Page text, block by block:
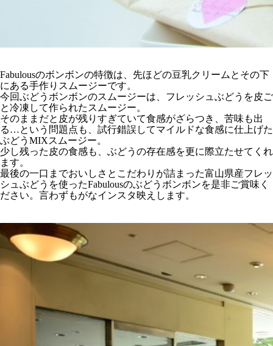
Fabulousのボンボンの特徴は、先ほどの豆乳クリームとその下
にある手作りスムージーです。
今回ぶどうボンボンのスムージーは、フレッシュぶどうを皮ご
と冷凍して作られたスムージー。
そのままだと皮が残りすぎていて食感がざらつき、苦味も出
る…という問題点も、試行錯誤してマイルドな食感に仕上げた
ぶどうMIXスムージー。
少し残った皮の食感も、ぶどうの存在感を更に際立たせてくれ
ます。
最後の一口までおいしさとこだわりが詰まった富山県産フレッ
シュぶどうを使ったFabulousのぶどうボンボンを是非ご賞味く
ださい。言わずもがなインスタ映えします。